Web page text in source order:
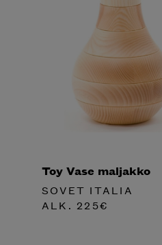
Toy Vase maljakko
SOVET ITALIA
ALK. 225€